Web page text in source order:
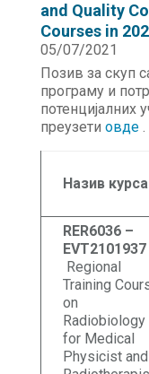
and Quality
Courses in
05/07/2021
Позив за скуп
програму и
потенцијалних
преузети овде.
Назив курса
RER6036 –
EVT2101937
Regional
Training
on
Radiobiology
for Medical
Physicist and